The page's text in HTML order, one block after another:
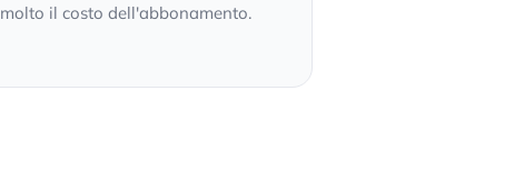
molto il costo dell'abbonamento.